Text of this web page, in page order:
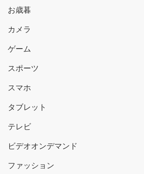
お歳暮
カメラ
ゲーム
スポーツ
スマホ
タブレット
テレビ
ビデオオンデマンド
ファッション